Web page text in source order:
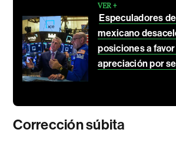
VER +
Especuladores
mexicano
posiciones a
apreciación por
Corrección súbita